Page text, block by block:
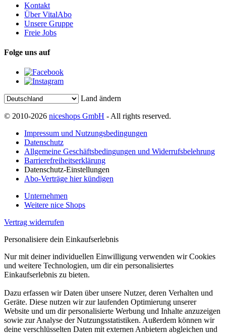
Kontakt
Über VitalAbo
Unsere Gruppe
Freie Jobs
Folge uns auf
Land ändern
© 2010-2026 niceshops GmbH - All rights reserved.
Impressum und Nutzungsbedingungen
Datenschutz
Allgemeine Geschäftsbedingungen und Widerrufsbelehrung
Barrierefreiheitserklärung
Datenschutz-Einstellungen
Abo-Verträge hier kündigen
Unternehmen
Weitere nice Shops
Vertrag widerrufen
Personalisiere dein Einkaufserlebnis
Nur mit deiner individuellen Einwilligung verwenden wir Cookies
und weitere Technologien, um dir ein personalisiertes
Einkaufserlebnis zu bieten.
Dazu erfassen wir Daten über unsere Nutzer, deren Verhalten und
Geräte. Diese nutzen wir zur laufenden Optimierung unserer
Website und um dir personalisierte Werbung und Inhalte anzuzeigen
sowie zur Analyse der Nutzungsstatistiken. Außerdem können wir
deine verschlüsselten Daten mit externen Anbietern abgleichen und